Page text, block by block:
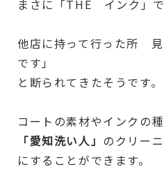
まさに「THE インク」で
他店に持って行った所
です」
と断られてきたそうです。
コートの素材やインクの
「愛知洗い人」 のクリー
にすることができます。